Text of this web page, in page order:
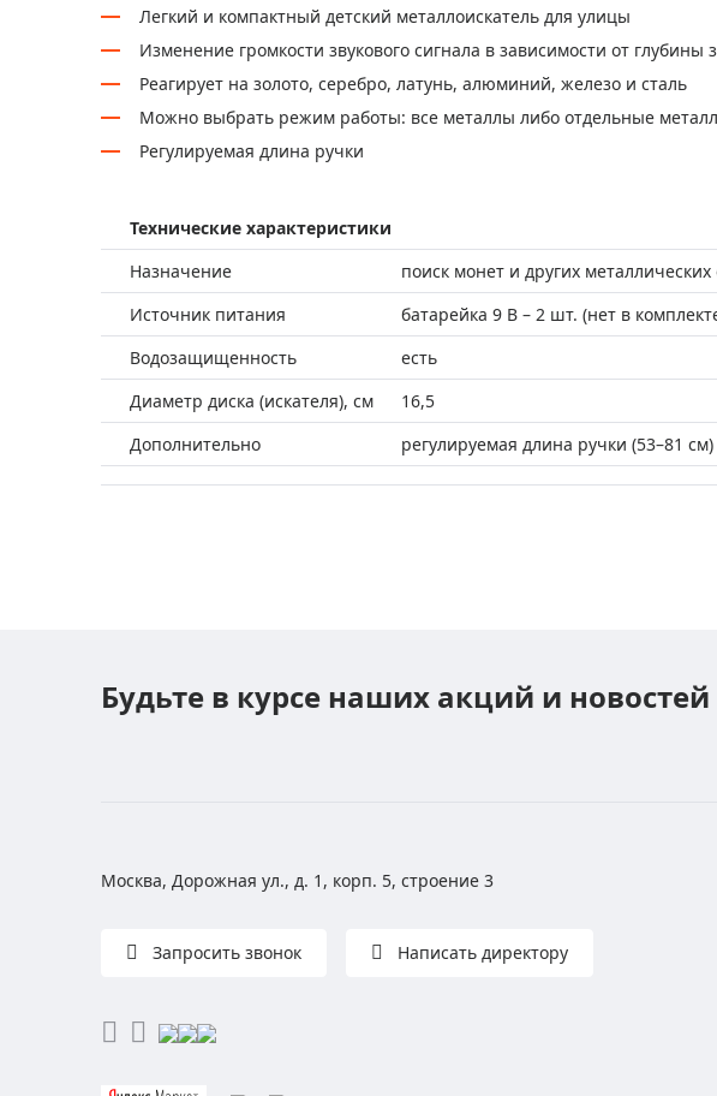
Легкий и компактный детский металлоискатель для улицы
Изменение громкости звукового сигнала в зависимости от глубины
Реагирует на золото, серебро, латунь, алюминий, железо и сталь
Можно выбрать режим работы: все металлы либо отдельные
Регулируемая длина ручки
Технические характеристики
Назначение
поиск монет и других
Источник питания
батарейка 9 В – 2 шт. (нет в
Водозащищенность
есть
Диаметр диска (искателя), см
16,5
Дополнительно
регулируемая длина ручки (53–81 см)
Будьте в курсе наших акций и новостей
Москва, Дорожная ул., д. 1, корп. 5, строение 3
Запросить звонок Написать директору